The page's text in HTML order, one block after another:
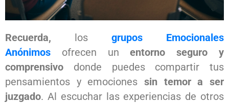
Recuerda, los
grupos Emocionales
Anónimos
ofrecen unentorno seguro y
comprensivo donde puedes compartir tus
pensamientos y emociones sin temor a ser
juzgado. Al escuchar las experiencias de otros